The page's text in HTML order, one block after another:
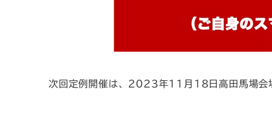
次回定例開催は、2023年11月18日高田馬場会